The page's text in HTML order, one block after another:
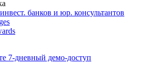
банков и юр. консультантов
7-дневный демо-доступ